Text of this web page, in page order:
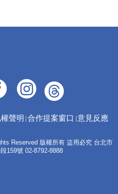
聲明 合作提案窗口 意見反應
Reserved 版權所有 盜用必究 台北市
159號 02-8792-8888